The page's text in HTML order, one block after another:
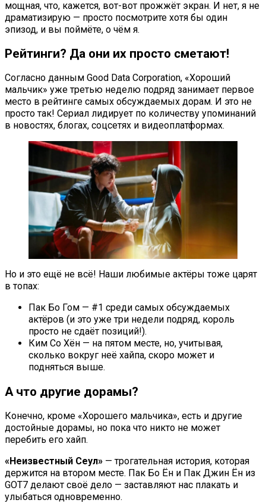
мощная, что, кажется, вот-вот прожжёт экран. И нет, я не
драматизирую — просто посмотрите хотя бы один
эпизод, и вы поймёте, о чём я.
Рейтинги? Да они их просто сметают!
Согласно данным Good Data Corporation, «Хороший
мальчик» уже третью неделю подряд занимает первое
место в рейтинге самых обсуждаемых дорам. И это не
просто так! Сериал лидирует по количеству упоминаний
в новостях, блогах, соцсетях и видеоплатформах.
Но и это ещё не всё! Наши любимые актёры тоже царят
в топах:
Пак Бо Гом — #1 среди самых обсуждаемых
актёров (и это уже три недели подряд, король
просто не сдаёт позиций!).
Ким Со Хён — на пятом месте, но, учитывая,
сколько вокруг неё хайпа, скоро может и
подняться выше.
А что другие дорамы?
Конечно, кроме «Хорошего мальчика», есть и другие
достойные дорамы, но пока что никто не может
перебить его хайп.
«Неизвестный Сеул» — трогательная история, которая
держится на втором месте. Пак Бо Ён и Пак Джин Ён из
GOT7 делают своё дело — заставляют нас плакать и
улыбаться одновременно.